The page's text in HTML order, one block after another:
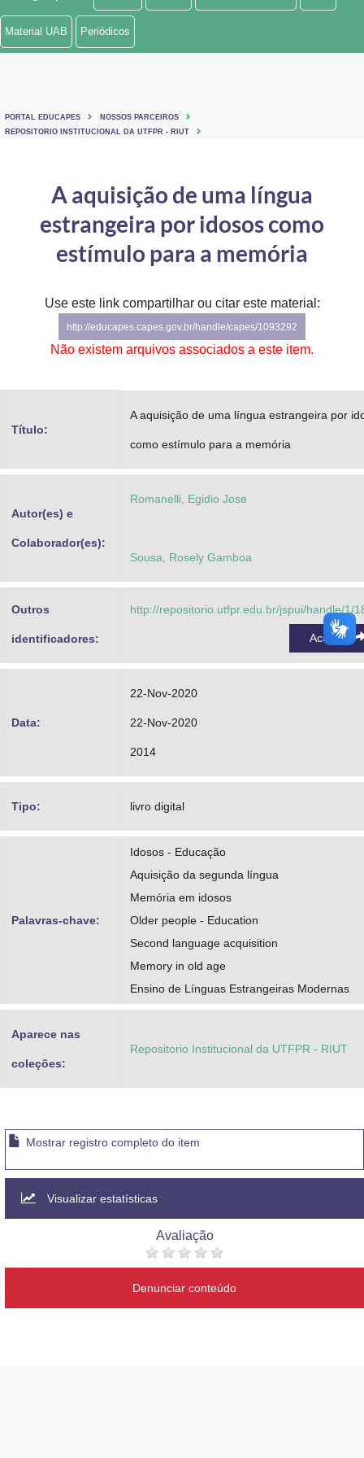
Ministério de Minas e Energia
Ministério do Turismo
Controladoria-Geral da União
Ministério da Mulher, da Família e dos Direitos Humanos
Secretaria de Governo
Gabinete de Segurança Institucional
Material UAB Periódicos
PORTAL EDUCAPES
NOSSOS PARCEIROS
REPOSITORIO INSTITUCIONAL DA UTFPR - RIUT
A aquisição de uma língua
estrangeira por idosos como
estímulo para a memória
Use este link compartilhar ou citar este material:
http://educapes.capes.gov.br/handle/capes/1093292
Não existem arquivos associados a este item.
Título:
A aquisição de uma língua estrangeira por
como estímulo para a memória
Autor(es) e
Colaborador(es):
Romanelli, Egidio Jose
Sousa, Rosely Gamboa
Outros
identificadores:
http://repositorio.utfpr.edu.br/jspui/handle/1/
Acessar
Data:
22-Nov-2020
22-Nov-2020
2014
Tipo: livro digital
Palavras-chave:
Idosos - Educação
Aquisição da segunda língua
Memória em idosos
Older people - Education
Second language acquisition
Memory in old age
Ensino de Línguas Estrangeiras Modernas
Aparece nas
coleções:
Repositorio Institucional da UTFPR - RIUT
Mostrar registro completo do item
Visualizar estatísticas
Avaliação
Denunciar conteúdo